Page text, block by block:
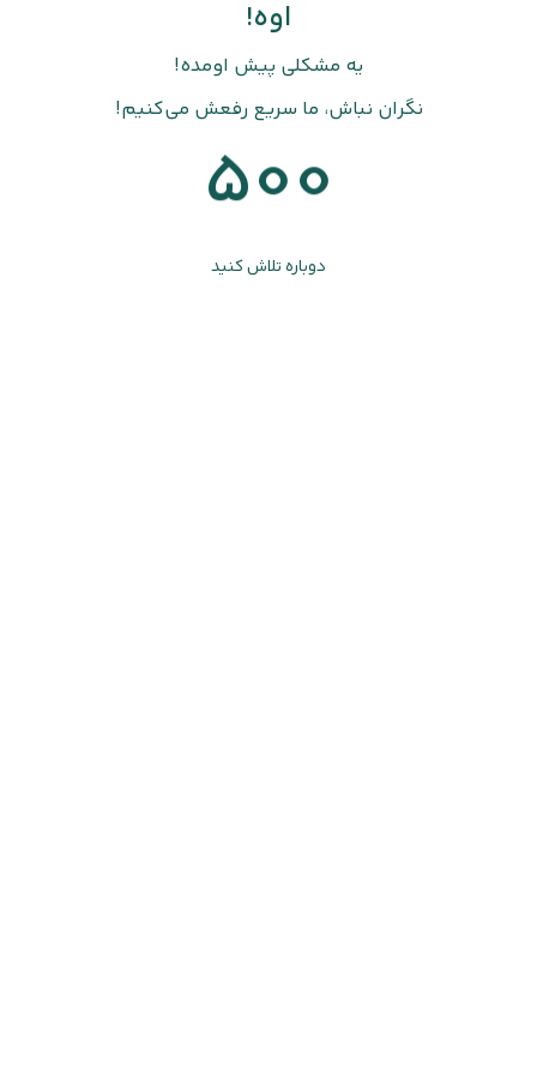
اوه!
یه مشکلی پیش اومده!
نگران نباش، ما سریع رفعش می‌کنیم!
500
دوباره تلاش کنید